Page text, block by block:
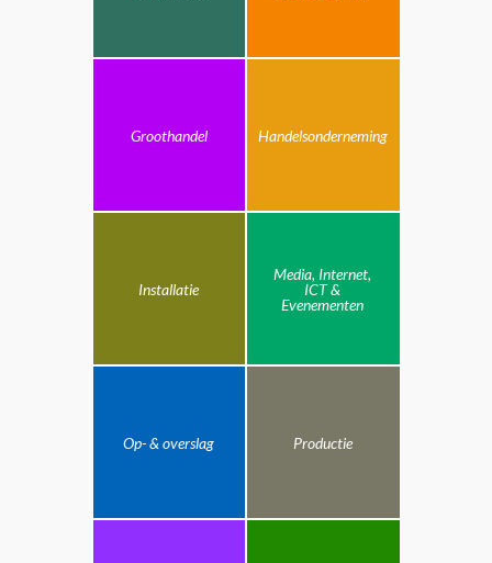
Groothandel Handelsonderneming
Installatie
Media, Internet,
ICT &
Evenementen
Op- & overslag Productie